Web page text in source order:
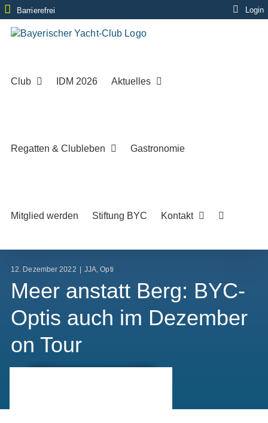
Zum
Inhalt
springen
Barrierefrei Login
Club IDM 2026 Aktuelles
Regatten & Clubleben Gastronomie
Mitglied werden Stiftung BYC Kontakt
12. Dezember 2022 JJA,Opti
Meer anstatt Berg: BYC-
Optis auch im Dezember
on Tour